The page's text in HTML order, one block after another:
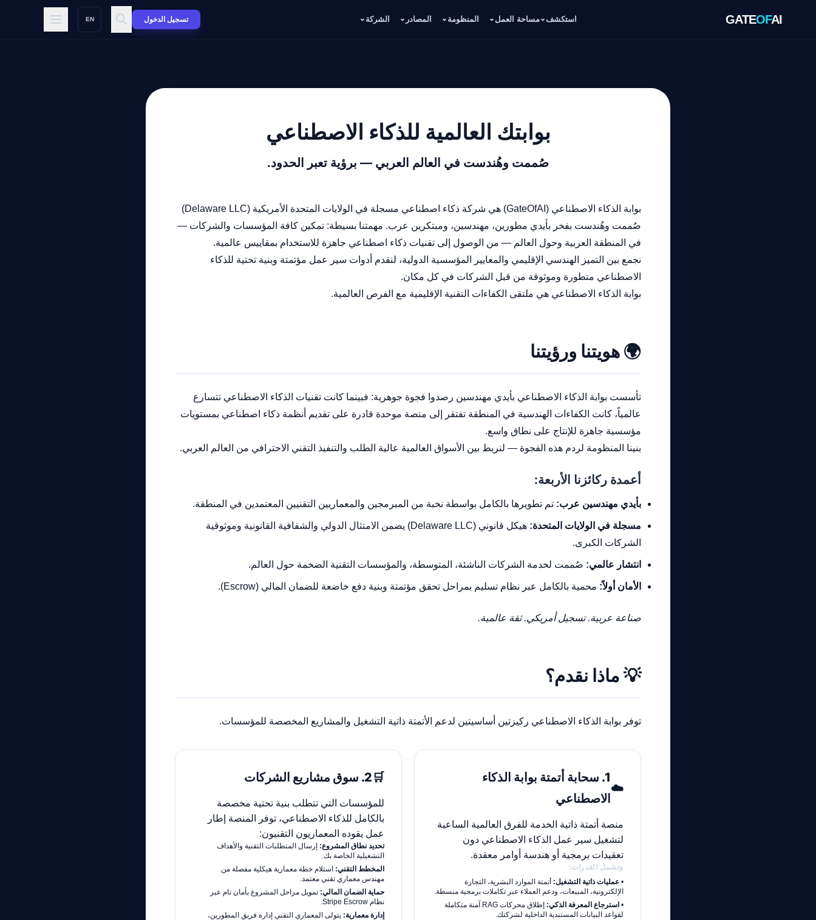
GATEOFAI استكشف مساحة العمل المنظومة المصادر الشركة تسجيل الدخول EN
بوابتك العالمية للذكاء الاصطناعي
صُممت وهُندست في العالم العربي — برؤية تعبر الحدود.
بوابة الذكاء الاصطناعي (GateOfAI) هي شركة ذكاء اصطناعي مسجلة في الولايات المتحدة الأمريكية (Delaware LLC)
صُممت وهُندست بفخر بأيدي مطورين، مهندسين، ومبتكرين عرب. مهمتنا بسيطة: تمكين كافة المؤسسات والشركات —
في المنطقة العربية وحول العالم — من الوصول إلى تقنيات ذكاء اصطناعي جاهزة للاستخدام بمقاييس عالمية.
نجمع بين التميز الهندسي الإقليمي والمعايير المؤسسية الدولية، لنقدم أدوات سير عمل مؤتمتة وبنية تحتية للذكاء
الاصطناعي متطورة وموثوقة من قبل الشركات في كل مكان.
بوابة الذكاء الاصطناعي هي ملتقى الكفاءات التقنية الإقليمية مع الفرص العالمية.
🌍 هويتنا ورؤيتنا
تأسست بوابة الذكاء الاصطناعي بأيدي مهندسين رصدوا فجوة جوهرية: فبينما كانت تقنيات الذكاء الاصطناعي تتسارع
عالمياً، كانت الكفاءات الهندسية في المنطقة تفتقر إلى منصة موحدة قادرة على تقديم أنظمة ذكاء اصطناعي بمستويات
مؤسسية جاهزة للإنتاج على نطاق واسع.
بنينا المنظومة لردم هذه الفجوة — لنربط بين الأسواق العالمية عالية الطلب والتنفيذ التقني الاحترافي من العالم العربي.
أعمدة ركائزنا الأربعة:
بأيدي مهندسين عرب: تم تطويرها بالكامل بواسطة نخبة من المبرمجين والمعماريين التقنيين المعتمدين في المنطقة.
مسجلة في الولايات المتحدة:
هيكل قانوني (Delaware LLC) يضمن الامتثال الدولي والشفافية القانونية وموثوقية
الشركات الكبرى.
انتشار عالمي: صُممت لخدمة الشركات الناشئة، المتوسطة، والمؤسسات التقنية الضخمة حول العالم.
الأمان أولاً: محمية بالكامل عبر نظام تسليم بمراحل تحقق مؤتمتة وبنية دفع خاضعة للضمان المالي (Escrow).
صناعة عربية. تسجيل أمريكي. ثقة عالمية.
💡 ماذا نقدم؟
توفر بوابة الذكاء الاصطناعي ركيزتين أساسيتين لدعم الأتمتة ذاتية التشغيل والمشاريع المخصصة للمؤسسات.
☁️
1. سحابة أتمتة بوابة الذكاء
الاصطناعي
منصة أتمتة ذاتية الخدمة للفرق العالمية الساعية
لتشغيل سير عمل الذكاء الاصطناعي دون
تعقيدات برمجية أو هندسة أوامر معقدة.
وتشمل القدرات:
• عمليات ذاتية التشغيل: أتمتة الموارد البشرية، التجارة
الإلكترونية، المبيعات، ودعم العملاء عبر تكاملات برمجية مبسطة.
• استرجاع المعرفة الذكي:
إطلاق محركات RAG آمنة متكاملة
لقواعد البيانات المستندية الداخلية لشركتك.
🛒2. سوق مشاريع الشركات
للمؤسسات التي تتطلب بنية تحتية مخصصة
بالكامل للذكاء الاصطناعي، توفر المنصة إطار
عمل يقوده المعماريون التقنيون:
تحديد نطاق المشروع: إرسال المتطلبات التقنية والأهداف
التشغيلية الخاصة بك.
المخطط التقني: استلام خطة معمارية هيكلية مفصلة من
مهندس معماري تقني معتمد.
حماية الضمان المالي: تمويل مراحل المشروع بأمان تام عبر
نظام Stripe Escrow.
إدارة معمارية: يتولى المعماري التقني إدارة فريق المطورين،